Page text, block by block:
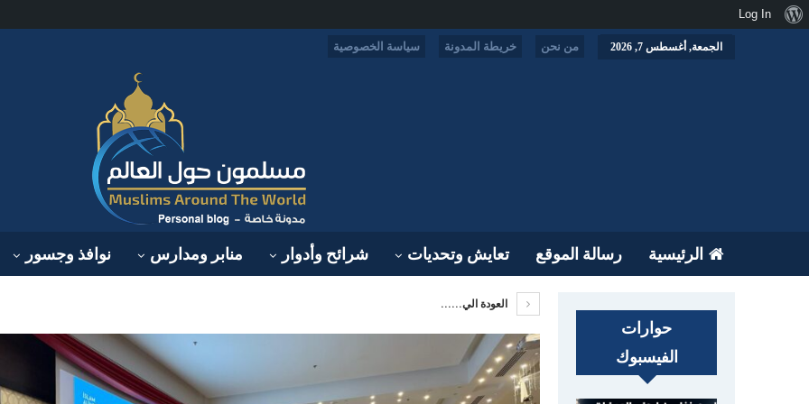
الجمعة, أغسطس 7, 2026 من نحن خريطة المدونة سياسة الخصوصية
الرئيسية رسالة الموقع تعايش وتحديات شرائح وأدوار منابر ومدارس نوافذ وجسور
العودة الي......
حوارات
الفيسبوك
نبذةLog In